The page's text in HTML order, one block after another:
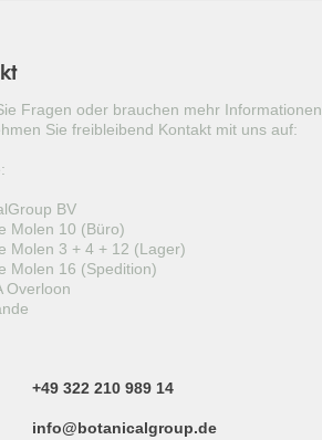
Fragen oder brauchen mehr Informationen,
Sie freibleibend Kontakt mit uns auf:
BV
Molen 10 (Büro)
Molen 3 + 4 + 12 (Lager)
Molen 16 (Spedition)
Overloon
+49 322 210 989 14
info@botanicalgroup.de